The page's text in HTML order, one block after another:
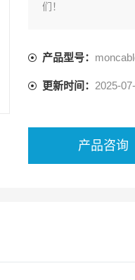
们！
产品型号：
更新时间： 2025-
产品咨询